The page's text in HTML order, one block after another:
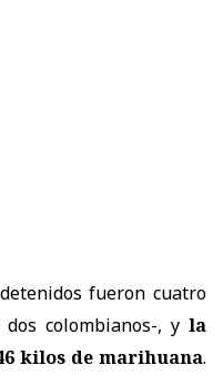
fueron cuatro
colombianos-, y la
kilos de marihuana.